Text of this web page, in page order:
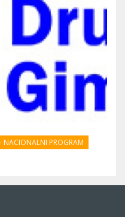
NACIONALNI PROGRAM